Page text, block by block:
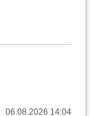
06.08.2026 14:04